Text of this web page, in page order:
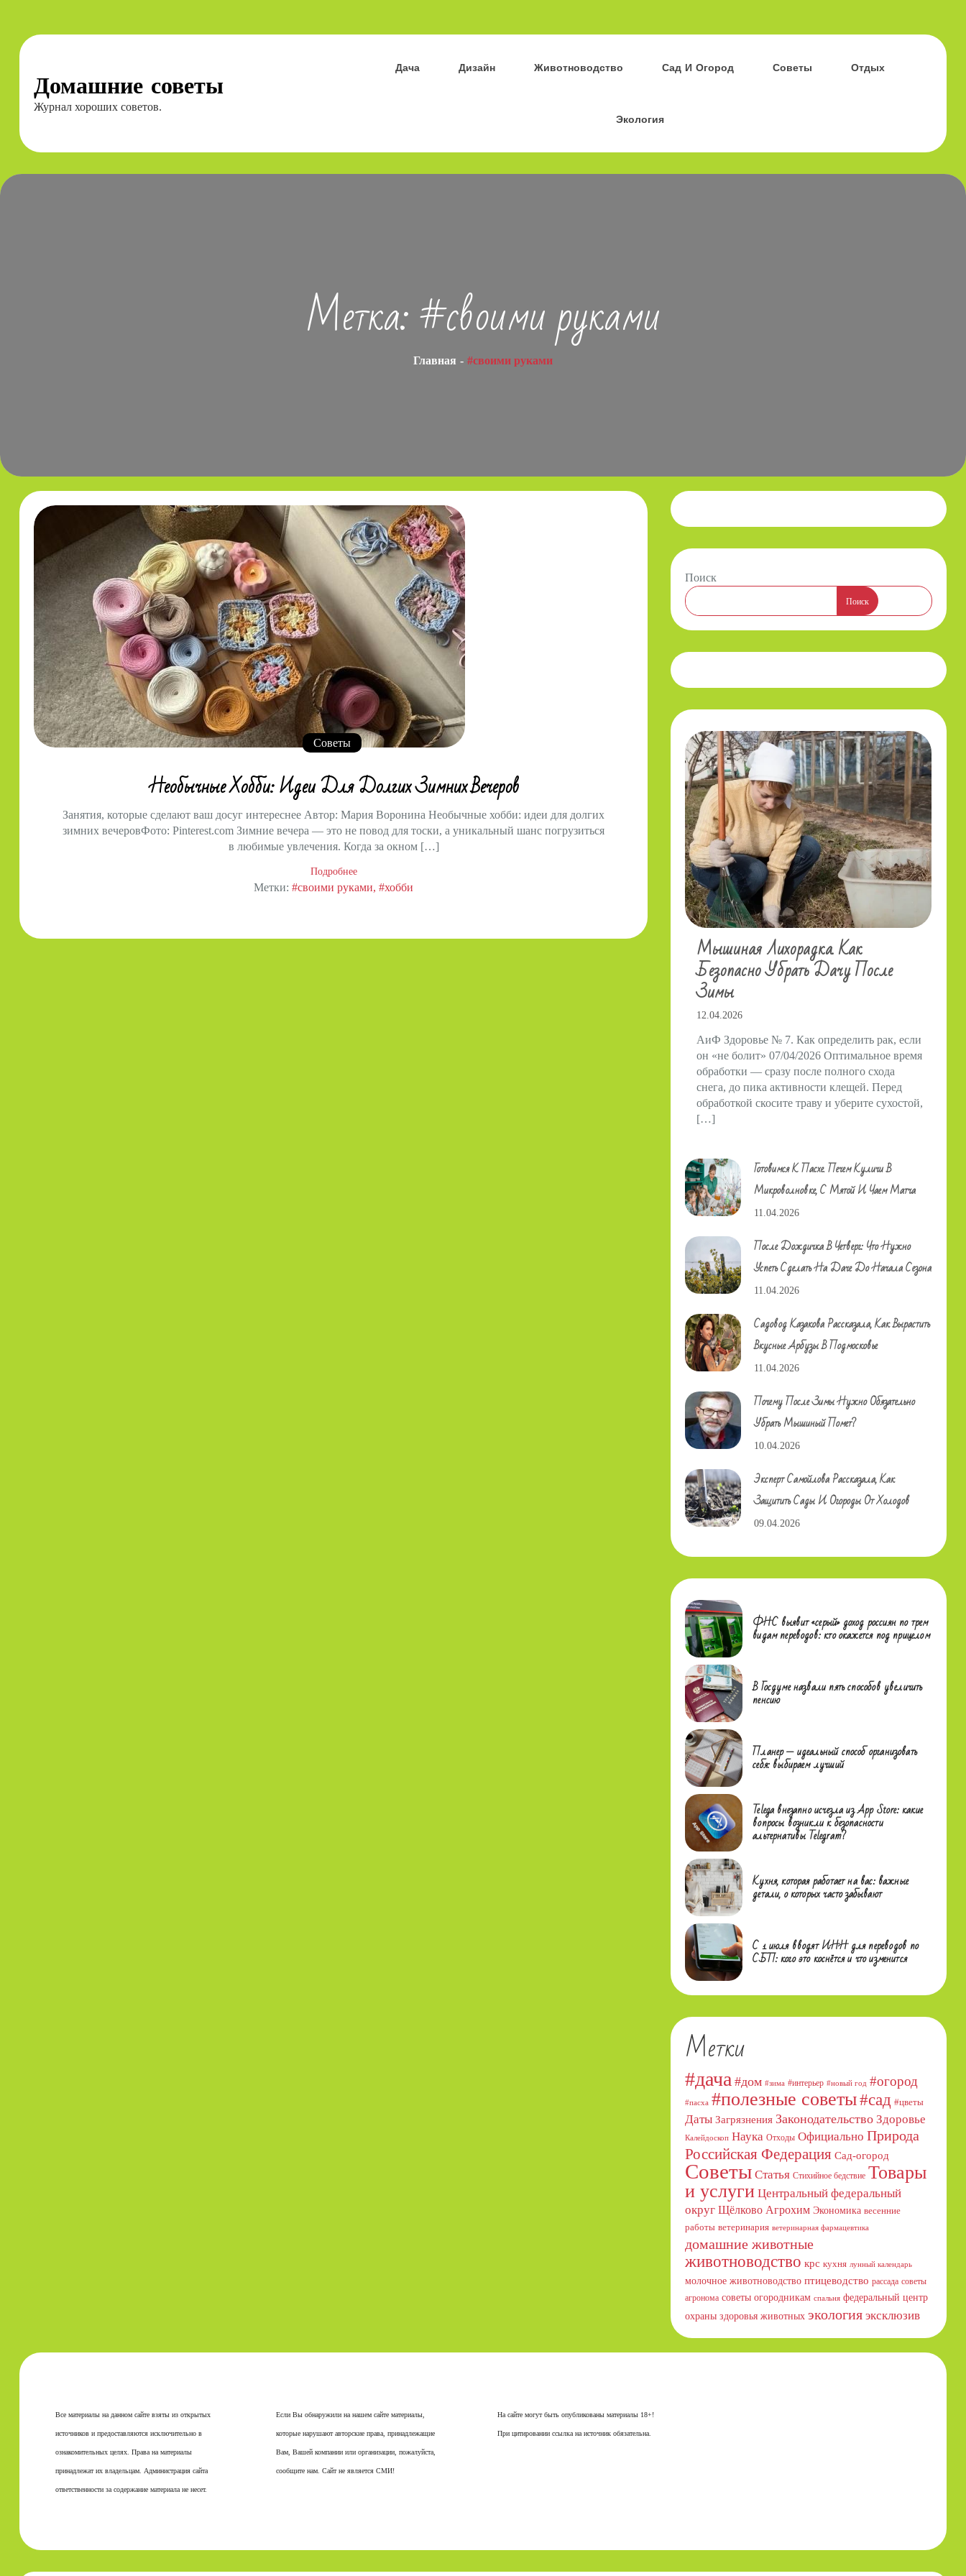
Перейти
Домашние советы
Журнал хороших советов.
Дача Дизайн Животноводство Сад И Огород Советы Отдых
Экология
Метка:#своими руками
Главная #своими руками
Советы
Необычные Хобби: Идеи Для Долгих Зимних Вечеров
Занятия, которые сделают ваш досуг интереснее Автор: Мария Воронина Необычные хобби: идеи для долгих
зимних вечеровФото: Pinterest.com Зимние вечера — это не повод для тоски, а уникальный шанс погрузиться
в любимые увлечения. Когда за окном […]
Подробнее
Метки: #своими руками #хобби
Поиск
Поиск
Мышиная Лихорадка. Как
Безопасно Убрать Дачу После
Зимы
12.04.2026
АиФ Здоровье № 7. Как определить рак, если
он «не болит» 07/04/2026 Оптимальное время
обработки — сразу после полного схода
снега, до пика активности клещей. Перед
обработкой скосите траву и уберите сухостой,
[…]
Готовимся К Пасхе. Печем Куличи В
Микроволновке, С Мятой И Чаем Матча
11.04.2026
После Дождичка В Четверг: Что Нужно
Успеть Сделать На Даче До Начала Сезона
11.04.2026
Садовод Казакова Рассказала, Как Вырастить
Вкусные Арбузы В Подмосковье
11.04.2026
Почему После Зимы Нужно Обязательно
Убрать Мышиный Помет?
10.04.2026
Эксперт Самойлова Рассказала, Как
Защитить Сады И Огороды От Холодов
09.04.2026
ФНС выявит «серый» доход россиян по трем
видам переводов: кто окажется под прицелом
В Госдуме назвали пять способов увеличить
пенсию
Планер — идеальный способ организовать
себя: выбираем лучший
Telega внезапно исчезла из App Store: какие
вопросы возникли к безопасности
альтернативы Telegram?
Кухня, которая работает на вас: важные
детали, о которых часто забывают
С 1 июля вводят ИНН для переводов по
СБП: кого это коснётся и что изменится
Метки
#дача #дом #зима #интерьер #новый год #огород
#пасха #полезные советы#сад #цветы
Даты Загрязнения Законодательство Здоровье
Калейдоскоп Наука Отходы Официально Природа
Российская Федерация Сад-огород
Советы Статья Стихийное бедствие Товары
и услуги Центральный федеральный
округ Щёлково Агрохим Экономика весенние
работы ветеринария ветеринарная фармацевтика
домашние животные
животноводство крс кухня лунный календарь
молочное животноводство птицеводство рассада советы
агронома советы огородникам спальня федеральный центр
охраны здоровья животных экология эксклюзив
Все материалы на данном сайте взяты из открытых
источников и предоставляются исключительно в
ознакомительных целях. Права на материалы
принадлежат их владельцам. Администрация сайта
ответственности за содержание материала не несет.
Если Вы обнаружили на нашем сайте материалы,
которые нарушают авторские права, принадлежащие
Вам, Вашей компании или организации, пожалуйста,
сообщите нам. Сайт не является СМИ!
На сайте могут быть опубликованы материалы 18+!
При цитировании ссылка на источник обязательна.